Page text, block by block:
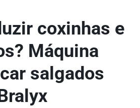
coxinhas e
Máquina
salgados